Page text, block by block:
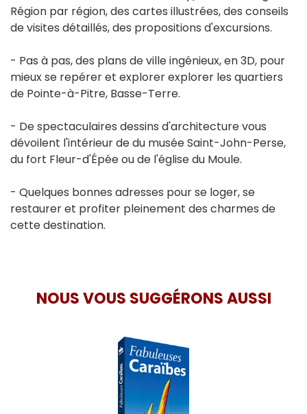
Région par région, des cartes illustrées, des conseils
de visites détaillés, des propositions d'excursions.
- Pas à pas, des plans de ville ingénieux, en 3D, pour
mieux se repérer et explorer explorer les quartiers
de Pointe-à-Pitre, Basse-Terre.
- De spectaculaires dessins d'architecture vous
dévoilent l'intérieur de du musée Saint-John-Perse,
du fort Fleur-d'Épée ou de l'église du Moule.
- Quelques bonnes adresses pour se loger, se
restaurer et profiter pleinement des charmes de
cette destination.
NOUS VOUS SUGGÉRONS AUSSI